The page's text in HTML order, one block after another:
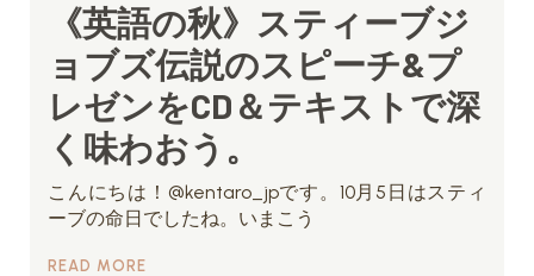
《英語の秋》スティーブジ
ョブズ伝説のスピーチ&プ
レゼンをCD＆テキストで深
く味わおう。
こんにちは！@kentaro_jpです。10月5日はスティ
ーブの命日でしたね。いまこう
READ MORE